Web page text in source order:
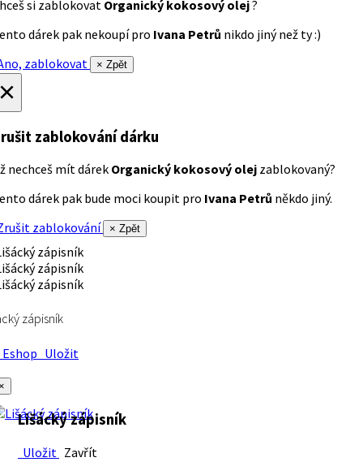
si zablokovat Organický kokosový olej?
dárek pak nekoupí pro Ivana Petrů nikdo jiný než ty :)
zablokovat
× Zpět
zablokování dárku
nechceš mít dárek Organický kokosový olej zablokovaný?
dárek pak bude moci koupit pro Ivana Petrů někdo jiný.
zablokování
× Zpět
zápisník
Uložit
Lišácký zápisník
Uložit Zavřít